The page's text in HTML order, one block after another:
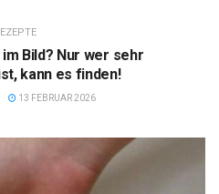
Bild? Nur wer sehr
kann es finden!
13 FEBRUAR 2026